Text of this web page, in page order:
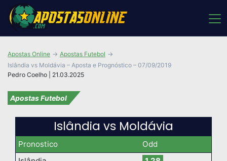
Pedro Coelho | 21.03.2025
Apostas Online
Apostas Futebol
Islândia vs Moldávia – Aposta e Prognóstico – 07/09/2019
Apostas Futebol
Islândia vs Moldávia
Pronostico
Odd